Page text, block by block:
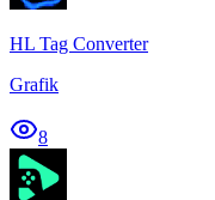
HL Tag Converter
Grafik
8